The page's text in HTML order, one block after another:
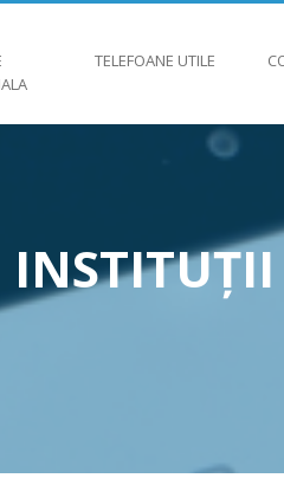
TELEFOANE UTILE
INSTITUȚII